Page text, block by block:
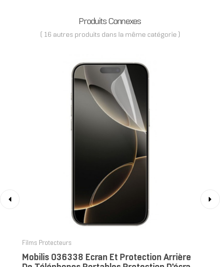
Produits Connexes
( 16 autres produits dans la même catégorie )
Films Protecteurs
Mobilis 036338 Écran Et Protection Arrière